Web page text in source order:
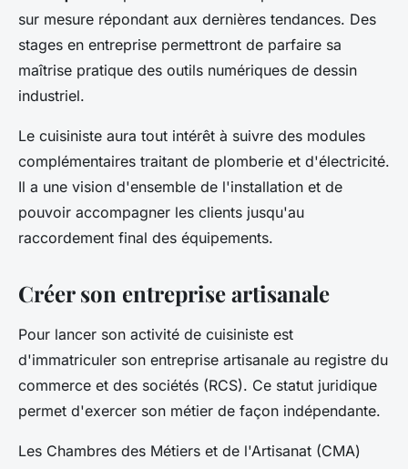
sur mesure répondant aux dernières tendances. Des
stages en entreprise permettront de parfaire sa
maîtrise pratique des outils numériques de dessin
industriel.
Le cuisiniste aura tout intérêt à suivre des modules
complémentaires traitant de plomberie et d'électricité.
Il a une vision d'ensemble de l'installation et de
pouvoir accompagner les clients jusqu'au
raccordement final des équipements.
Créer son entreprise artisanale
Pour lancer son activité de cuisiniste est
d'immatriculer son entreprise artisanale au registre du
commerce et des sociétés (RCS). Ce statut juridique
permet d'exercer son métier de façon indépendante.
Les Chambres des Métiers et de l'Artisanat (CMA)